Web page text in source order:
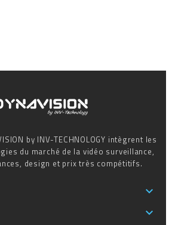
by INV-TECHNOLOGY intègrent les
du marché de la vidéo surveillance,
design et prix très compétitifs.

